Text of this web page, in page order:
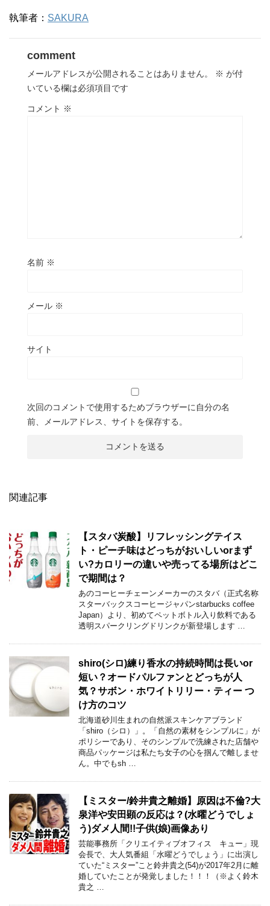
執筆者： SAKURA
comment
メールアドレスが公開されることはありません。 ※ が付
いている欄は必須項目です
コメント ※
名前 ※
メール ※
サイト
次回のコメントで使用するためブラウザーに自分の名
前、メールアドレス、サイトを保存する。
関連記事
【スタバ炭酸】リフレッシングテイス
ト・ピーチ味はどっちがおいしいorまず
い?カロリーの違いや売ってる場所はどこ
で期間は？
あのコーヒーチェーンメーカーのスタバ（正式名称
スターバックスコーヒージャパンstarbucks coffee
Japan）より、初めてペットボトル入り飲料である
透明スパークリングドリンクが新登場します …
shiro(シロ)練り香水の持続時間は長いor
短い？オードパルファンとどっちが人
気？サボン・ホワイトリリー・ティー つ
け方のコツ
北海道砂川生まれの自然派スキンケアブランド
「shiro（シロ）」。「自然の素材をシンプルに」が
ポリシーであり、そのシンプルで洗練された店舗や
商品パッケージは私たち女子の心を掴んで離しませ
ん。中でもsh …
【ミスター/鈴井貴之離婚】原因は不倫?大
泉洋や安田顕の反応は？(水曜どうでしょ
う)ダメ人間!!子供(娘)画像あり
芸能事務所「クリエイティブオフィス キュー」現
会長で、大人気番組「水曜どうでしょう」に出演し
ていた“ミスター”こと鈴井貴之(54)が2017年2月に離
婚していたことが発覚しました！！！（※よく鈴木
貴之 …